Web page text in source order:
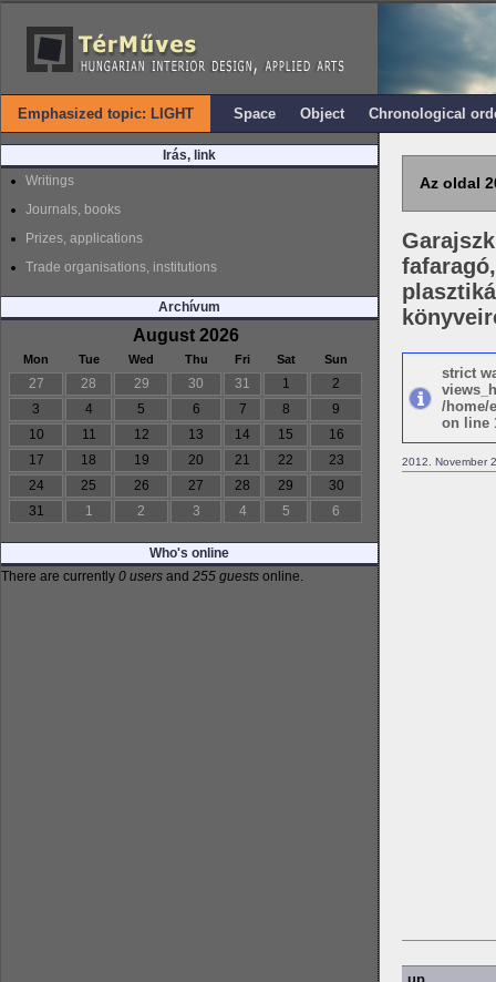
Emphasized topic: LIGHT Space Object Chronological
Irás, link
Writings
Journals, books
Prizes, applications
Trade organisations, institutions
Archívum
August 2026
Mon Tue Wed Thu Fri Sat Sun
27 28 29 30 31 1
2
3
4 5 6 7 8
9
10
11 12 13 14 15
16
17
18 19 20 21 22
23
24
25 26 27 28 29
30
31
1 2 3 4 5 6
Who's online
There are currently 0 users and 255 guests online.
Az oldal
strict
/home/
on line
2012. November